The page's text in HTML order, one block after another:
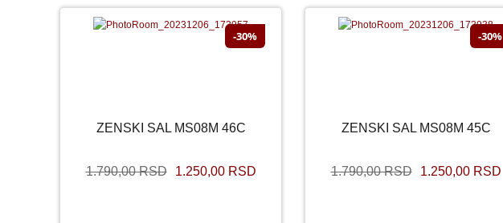
-30%
ZENSKI SAL MS08M 46C
1.790,00 RSD 1.250,00 RSD
-30%
ZENSKI SAL MS08M 45C
1.790,00 RSD 1.250,00 RSD